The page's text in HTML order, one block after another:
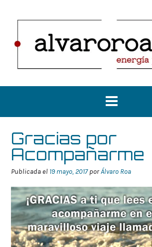
Gracias por
Acompañarme
Publicada el 19 mayo, 2017porÁlvaro Roa